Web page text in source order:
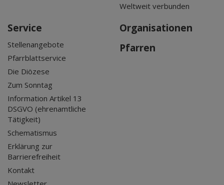
Weltweit verbunden
Service
Stellenangebote
Pfarrblattservice
Die Diözese
Zum Sonntag
Information Artikel 13
DSGVO (ehrenamtliche
Tätigkeit)
Schematismus
Erklärung zur
Barrierefreiheit
Kontakt
Organisationen
Pfarren